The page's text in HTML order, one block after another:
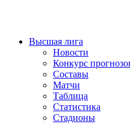
Высшая лига
Новости
Конкурс
Составы
Матчи
Таблица
Статистика
Стадионы